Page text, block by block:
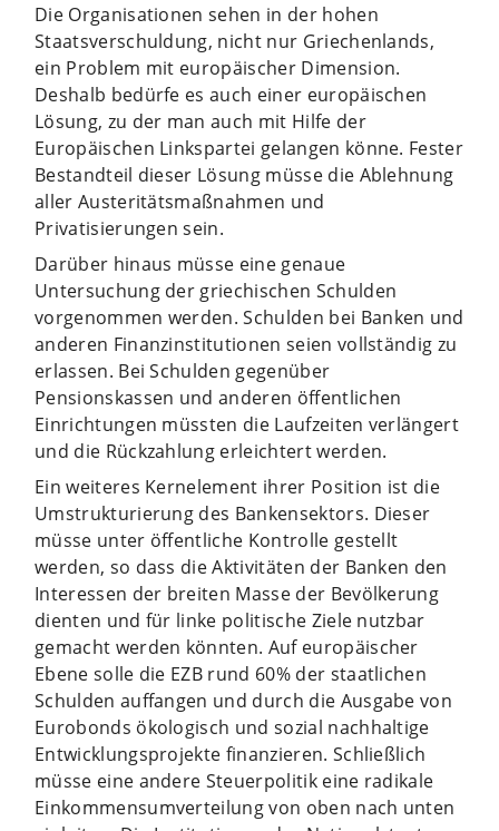
Die Organisationen sehen in der hohen
Staatsverschuldung, nicht nur Griechenlands,
ein Problem mit europäischer Dimension.
Deshalb bedürfe es auch einer europäischen
Lösung, zu der man auch mit Hilfe der
Europäischen Linkspartei gelangen könne. Fester
Bestandteil dieser Lösung müsse die Ablehnung
aller Austeritätsmaßnahmen und
Privatisierungen sein.
Darüber hinaus müsse eine genaue
Untersuchung der griechischen Schulden
vorgenommen werden. Schulden bei Banken und
anderen Finanzinstitutionen seien vollständig zu
erlassen. Bei Schulden gegenüber
Pensionskassen und anderen öffentlichen
Einrichtungen müssten die Laufzeiten verlängert
und die Rückzahlung erleichtert werden.
Ein weiteres Kernelement ihrer Position ist die
Umstrukturierung des Bankensektors. Dieser
müsse unter öffentliche Kontrolle gestellt
werden, so dass die Aktivitäten der Banken den
Interessen der breiten Masse der Bevölkerung
dienten und für linke politische Ziele nutzbar
gemacht werden könnten. Auf europäischer
Ebene solle die EZB rund 60% der staatlichen
Schulden auffangen und durch die Ausgabe von
Eurobonds ökologisch und sozial nachhaltige
Entwicklungsprojekte finanzieren. Schließlich
müsse eine andere Steuerpolitik eine radikale
Einkommensumverteilung von oben nach unten